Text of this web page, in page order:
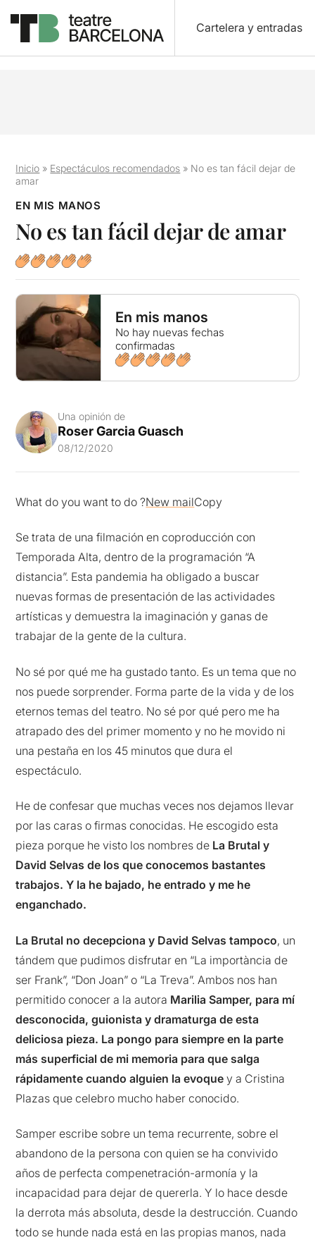
Cartelera y entradas
Inicio » Espectáculos recomendados » No es tan fácil dejar de
amar
EN MIS MANOS
No es tan fácil dejar de amar
En mis manos
No hay nuevas fechas
confirmadas
Una opinión de
Roser Garcia Guasch
08/12/2020
What do you want to do ?New mailCopy
Se trata de una filmación en coproducción con
Temporada Alta, dentro de la programación “A
distancia”. Esta pandemia ha obligado a buscar
nuevas formas de presentación de las actividades
artísticas y demuestra la imaginación y ganas de
trabajar de la gente de la cultura.
No sé por qué me ha gustado tanto. Es un tema que no
nos puede sorprender. Forma parte de la vida y de los
eternos temas del teatro. No sé por qué pero me ha
atrapado des del primer momento y no he movido ni
una pestaña en los 45 minutos que dura el
espectáculo.
He de confesar que muchas veces nos dejamos llevar
por las caras o firmas conocidas. He escogido esta
pieza porque he visto los nombres de La Brutal y
David Selvas de los que conocemos bastantes
trabajos. Y la he bajado, he entrado y me he
enganchado.
La Brutal no decepciona y David Selvas tampoco, un
tándem que pudimos disfrutar en “La importància de
ser Frank”, “Don Joan” o “La Treva”. Ambos nos han
permitido conocer a la autora Marilia Samper, para mí
desconocida, guionista y dramaturga de esta
deliciosa pieza. La pongo para siempre en la parte
más superficial de mi memoria para que salga
rápidamente cuando alguien la evoque y a Cristina
Plazas que celebro mucho haber conocido.
Samper escribe sobre un tema recurrente, sobre el
abandono de la persona con quien se ha convivido
años de perfecta compenetración-armonía y la
incapacidad para dejar de quererla. Y lo hace desde
la derrota más absoluta, desde la destrucción. Cuando
todo se hunde nada está en las propias manos, nada